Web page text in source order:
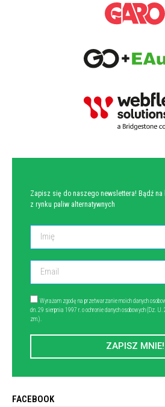
Zapisz się do naszego newslettera! Bądź na
z rynku paliw alternatywnych
Wyrażam zgodę na przetwarzanie moich danych
dn. 29 sierpnia 1997 r. o ochronie danych osobowych (Dz. U.
zm.).
ZAPISZ MNIE!
FACEBOOK